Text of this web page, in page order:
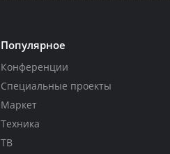
Популярное
Конференции
Специальные проекты
Маркет
Техника
ТВ